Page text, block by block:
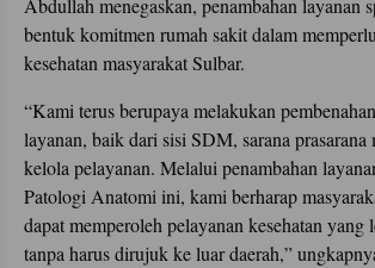
Abdullah menegaskan, penambahan layanan
bentuk komitmen rumah sakit dalam
kesehatan masyarakat Sulbar.
“Kami terus berupaya melakukan
layanan, baik dari sisi SDM, sarana prasarana
kelola pelayanan. Melalui penambahan
Patologi Anatomi ini, kami berharap
dapat memperoleh pelayanan kesehatan yang
tanpa harus dirujuk ke luar daerah,”